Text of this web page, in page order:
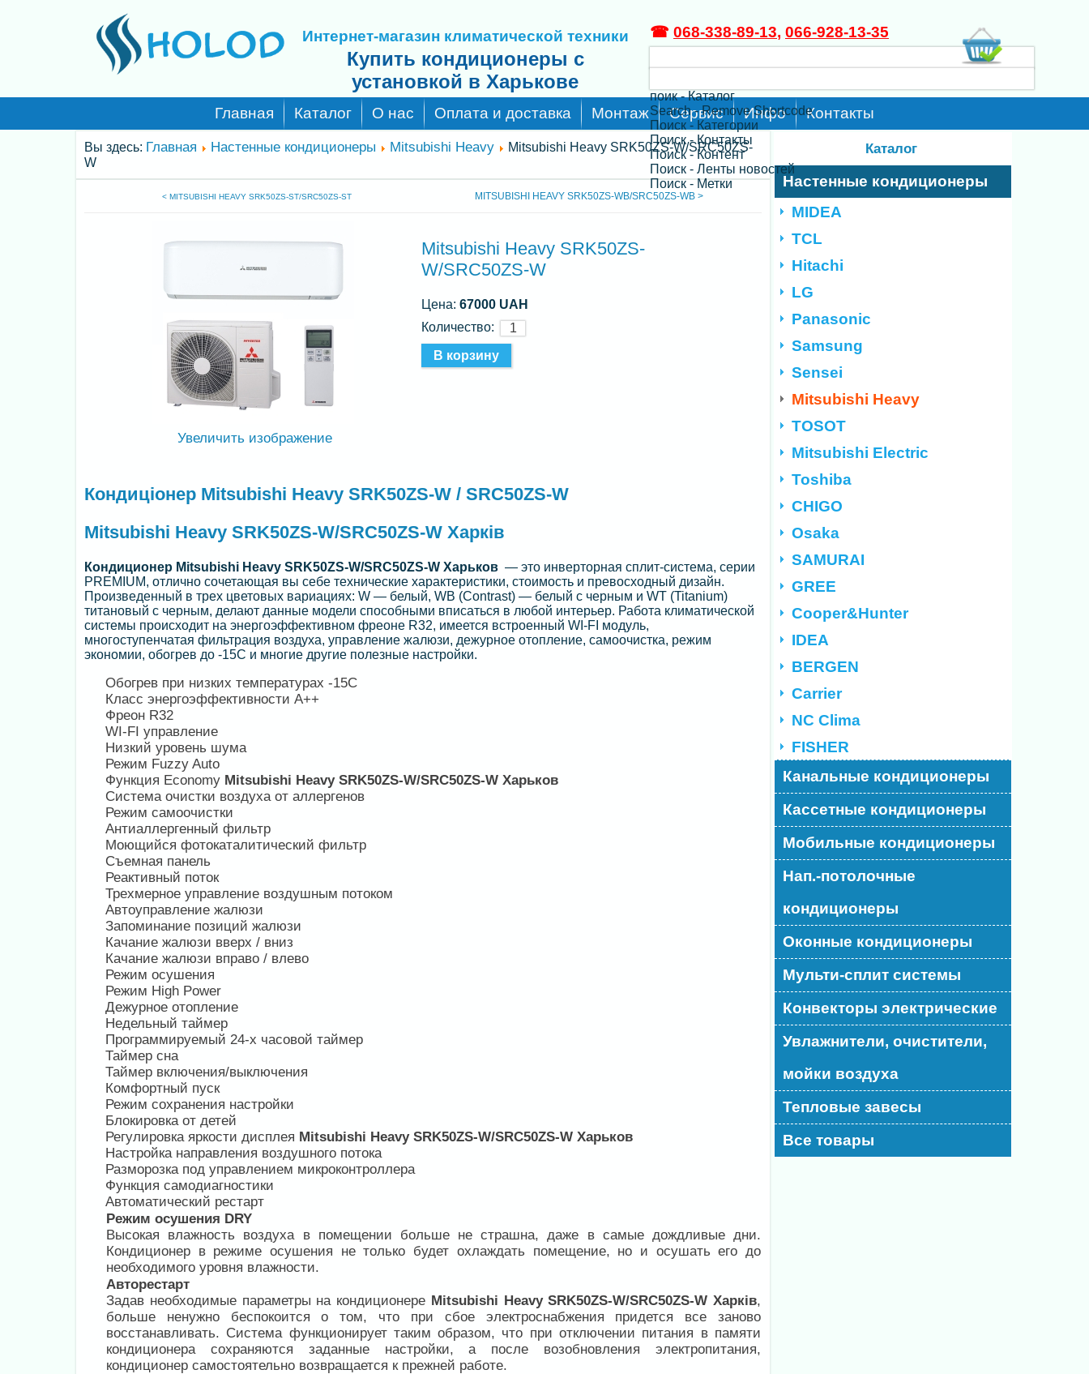
Интернет-магазин климатической техники
Купить кондиционеры с
установкой в Харькове
поик - Каталог
Search - Remove Shortcode
Поиск - Категории
Поиск - Контакты
Поиск - Контент
Поиск - Ленты новостей
Поиск - Метки
☎ 068-338-89-13, 066-928-13-35
Главная Каталог О нас Оплата и доставка Монтаж Сервис Инфо Контакты
Вы здесь: Главная Настенные кондиционеры Mitsubishi Heavy
Mitsubishi Heavy SRK50ZS-W/SRC50ZS-
W
< MITSUBISHI HEAVY SRK50ZS-ST/SRC50ZS-ST MITSUBISHI HEAVY SRK50ZS-WB/SRC50ZS-WB >
Увеличить изображение
Mitsubishi Heavy SRK50ZS-
W/SRC50ZS-W
Цена:67000 UAH
Количество:
Кондиціонер Mitsubishi Heavy SRK50ZS-W / SRC50ZS-W
Mitsubishi Heavy SRK50ZS-W/SRC50ZS-W Харків
Кондиционер Mitsubishi Heavy SRK50ZS-W/SRC50ZS-W Харьков — это инверторная сплит-система, серии
PREMIUM, отлично сочетающая вы себе технические характеристики, стоимость и превосходный дизайн.
Произведенный в трех цветовых вариациях: W — белый, WB (Contrast) — белый с черным и WT (Titanium)
титановый с черным, делают данные модели способными вписаться в любой интерьер. Работа климатической
системы происходит на энергоэффективном фреоне R32, имеется встроенный WI-FI модуль,
многоступенчатая фильтрация воздуха, управление жалюзи, дежурное отопление, самоочистка, режим
экономии, обогрев до -15С и многие другие полезные настройки.
Обогрев при низких температурах -15С
Класс энергоэффективности А++
Фреон R32
WI-FI управление
Низкий уровень шума
Режим Fuzzy Auto
Функция Economy Mitsubishi Heavy SRK50ZS-W/SRC50ZS-W Харьков
Система очистки воздуха от аллергенов
Режим самоочистки
Антиаллергенный фильтр
Моющийся фотокаталитический фильтр
Съемная панель
Реактивный поток
Трехмерное управление воздушным потоком
Автоуправление жалюзи
Запоминание позиций жалюзи
Качание жалюзи вверх / вниз
Качание жалюзи вправо / влево
Режим осушения
Режим High Power
Дежурное отопление
Недельный таймер
Программируемый 24-х часовой таймер
Таймер сна
Таймер включения/выключения
Комфортный пуск
Режим сохранения настройки
Блокировка от детей
Регулировка яркости дисплея Mitsubishi Heavy SRK50ZS-W/SRC50ZS-W Харьков
Настройка направления воздушного потока
Разморозка под управлением микроконтроллера
Функция самодиагностики
Автоматический рестарт
Режим осушения DRY
Высокая влажность воздуха в помещении больше не страшна, даже в самые дождливые дни.
Кондиционер в режиме осушения не только будет охлаждать помещение, но и осушать его до
необходимого уровня влажности.
Авторестарт
Задав необходимые параметры на кондиционере Mitsubishi Heavy SRK50ZS-W/SRC50ZS-W Харків,
больше ненужно беспокоится о том, что при сбое электроснабжения придется все заново
восстанавливать. Система функционирует таким образом, что при отключении питания в памяти
кондиционера сохраняются заданные настройки, а после возобновления электропитания,
кондиционер самостоятельно возвращается к прежней работе.
Каталог
Настенные кондиционеры
MIDEA
TCL
Hitachi
LG
Panasonic
Samsung
Sensei
Mitsubishi Heavy
TOSOT
Mitsubishi Electric
Toshiba
CHIGO
Osaka
SAMURAI
GREE
Cooper&Hunter
IDEA
BERGEN
Carrier
NC Clima
FISHER
Канальные кондиционеры
Кассетные кондиционеры
Мобильные кондиционеры
Нап.-потолочные
кондиционеры
Оконные кондиционеры
Мульти-сплит системы
Конвекторы электрические
Увлажнители, очистители,
мойки воздуха
Тепловые завесы
Все товары